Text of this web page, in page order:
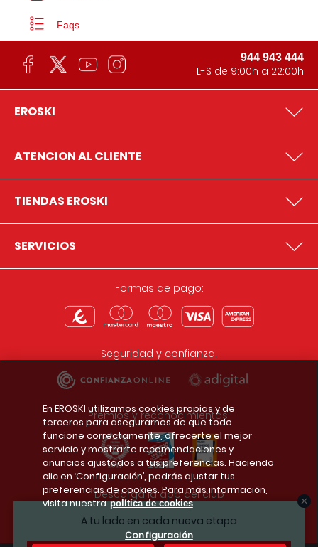
A tu lado en cada nueva etapa
Faqs
944 943 444
L-S de 9:00h a 22:00h
EROSKI
ATENCION AL CLIENTE
TIENDAS EROSKI
SERVICIOS
Formas de pago:
Seguridad y confianza:
Premios y reconocimientos:
Descarga la app del club
En EROSKI utilizamos cookies propias y de
terceros para asegurarnos de que todo
funcione correctamente, ofrecerte el mejor
servicio y mostrarte recomendaciones y
anuncios ajustados a tus preferencias. Haciendo
clic en ‘Configuración’, podrás ajustar tus
preferencias de cookies. Para más información,
visita nuestra política de cookies
Configuración